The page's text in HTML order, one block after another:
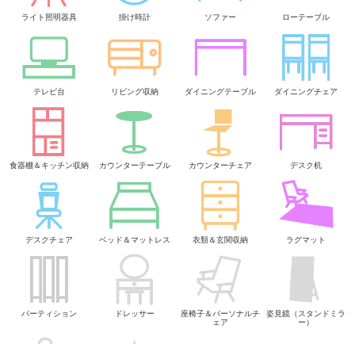
ライト照明器具 掛け時計 ソファー ローテーブル
テレビ台 リビング収納 ダイニングテーブル ダイニングチェア
食器棚＆キッチン収納 カウンターテーブル カウンターチェア デスク机
デスクチェア ベッド＆マットレス 衣類＆玄関収納 ラグマット
パーティション ドレッサー
座椅子＆パーソナルチ
ェア
姿見鏡（スタンドミラ
ー）